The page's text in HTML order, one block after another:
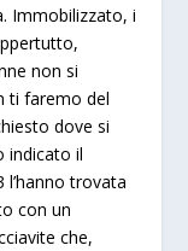
Immobilizzato, i
non si
ti faremo del
dove si
indicato il
trovata
con un
che,